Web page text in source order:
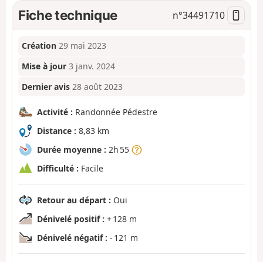
a
Fiche technique n°34491710
Création 29 mai 2023
Mise à jour 3 janv. 2024
Dernier avis 28 août 2023
Activité : Randonnée Pédestre
Distance : 8,83 km
Durée moyenne : 2h 55
Difficulté : Facile
Retour au départ : Oui
Dénivelé positif : + 128 m
Dénivelé négatif : - 121 m